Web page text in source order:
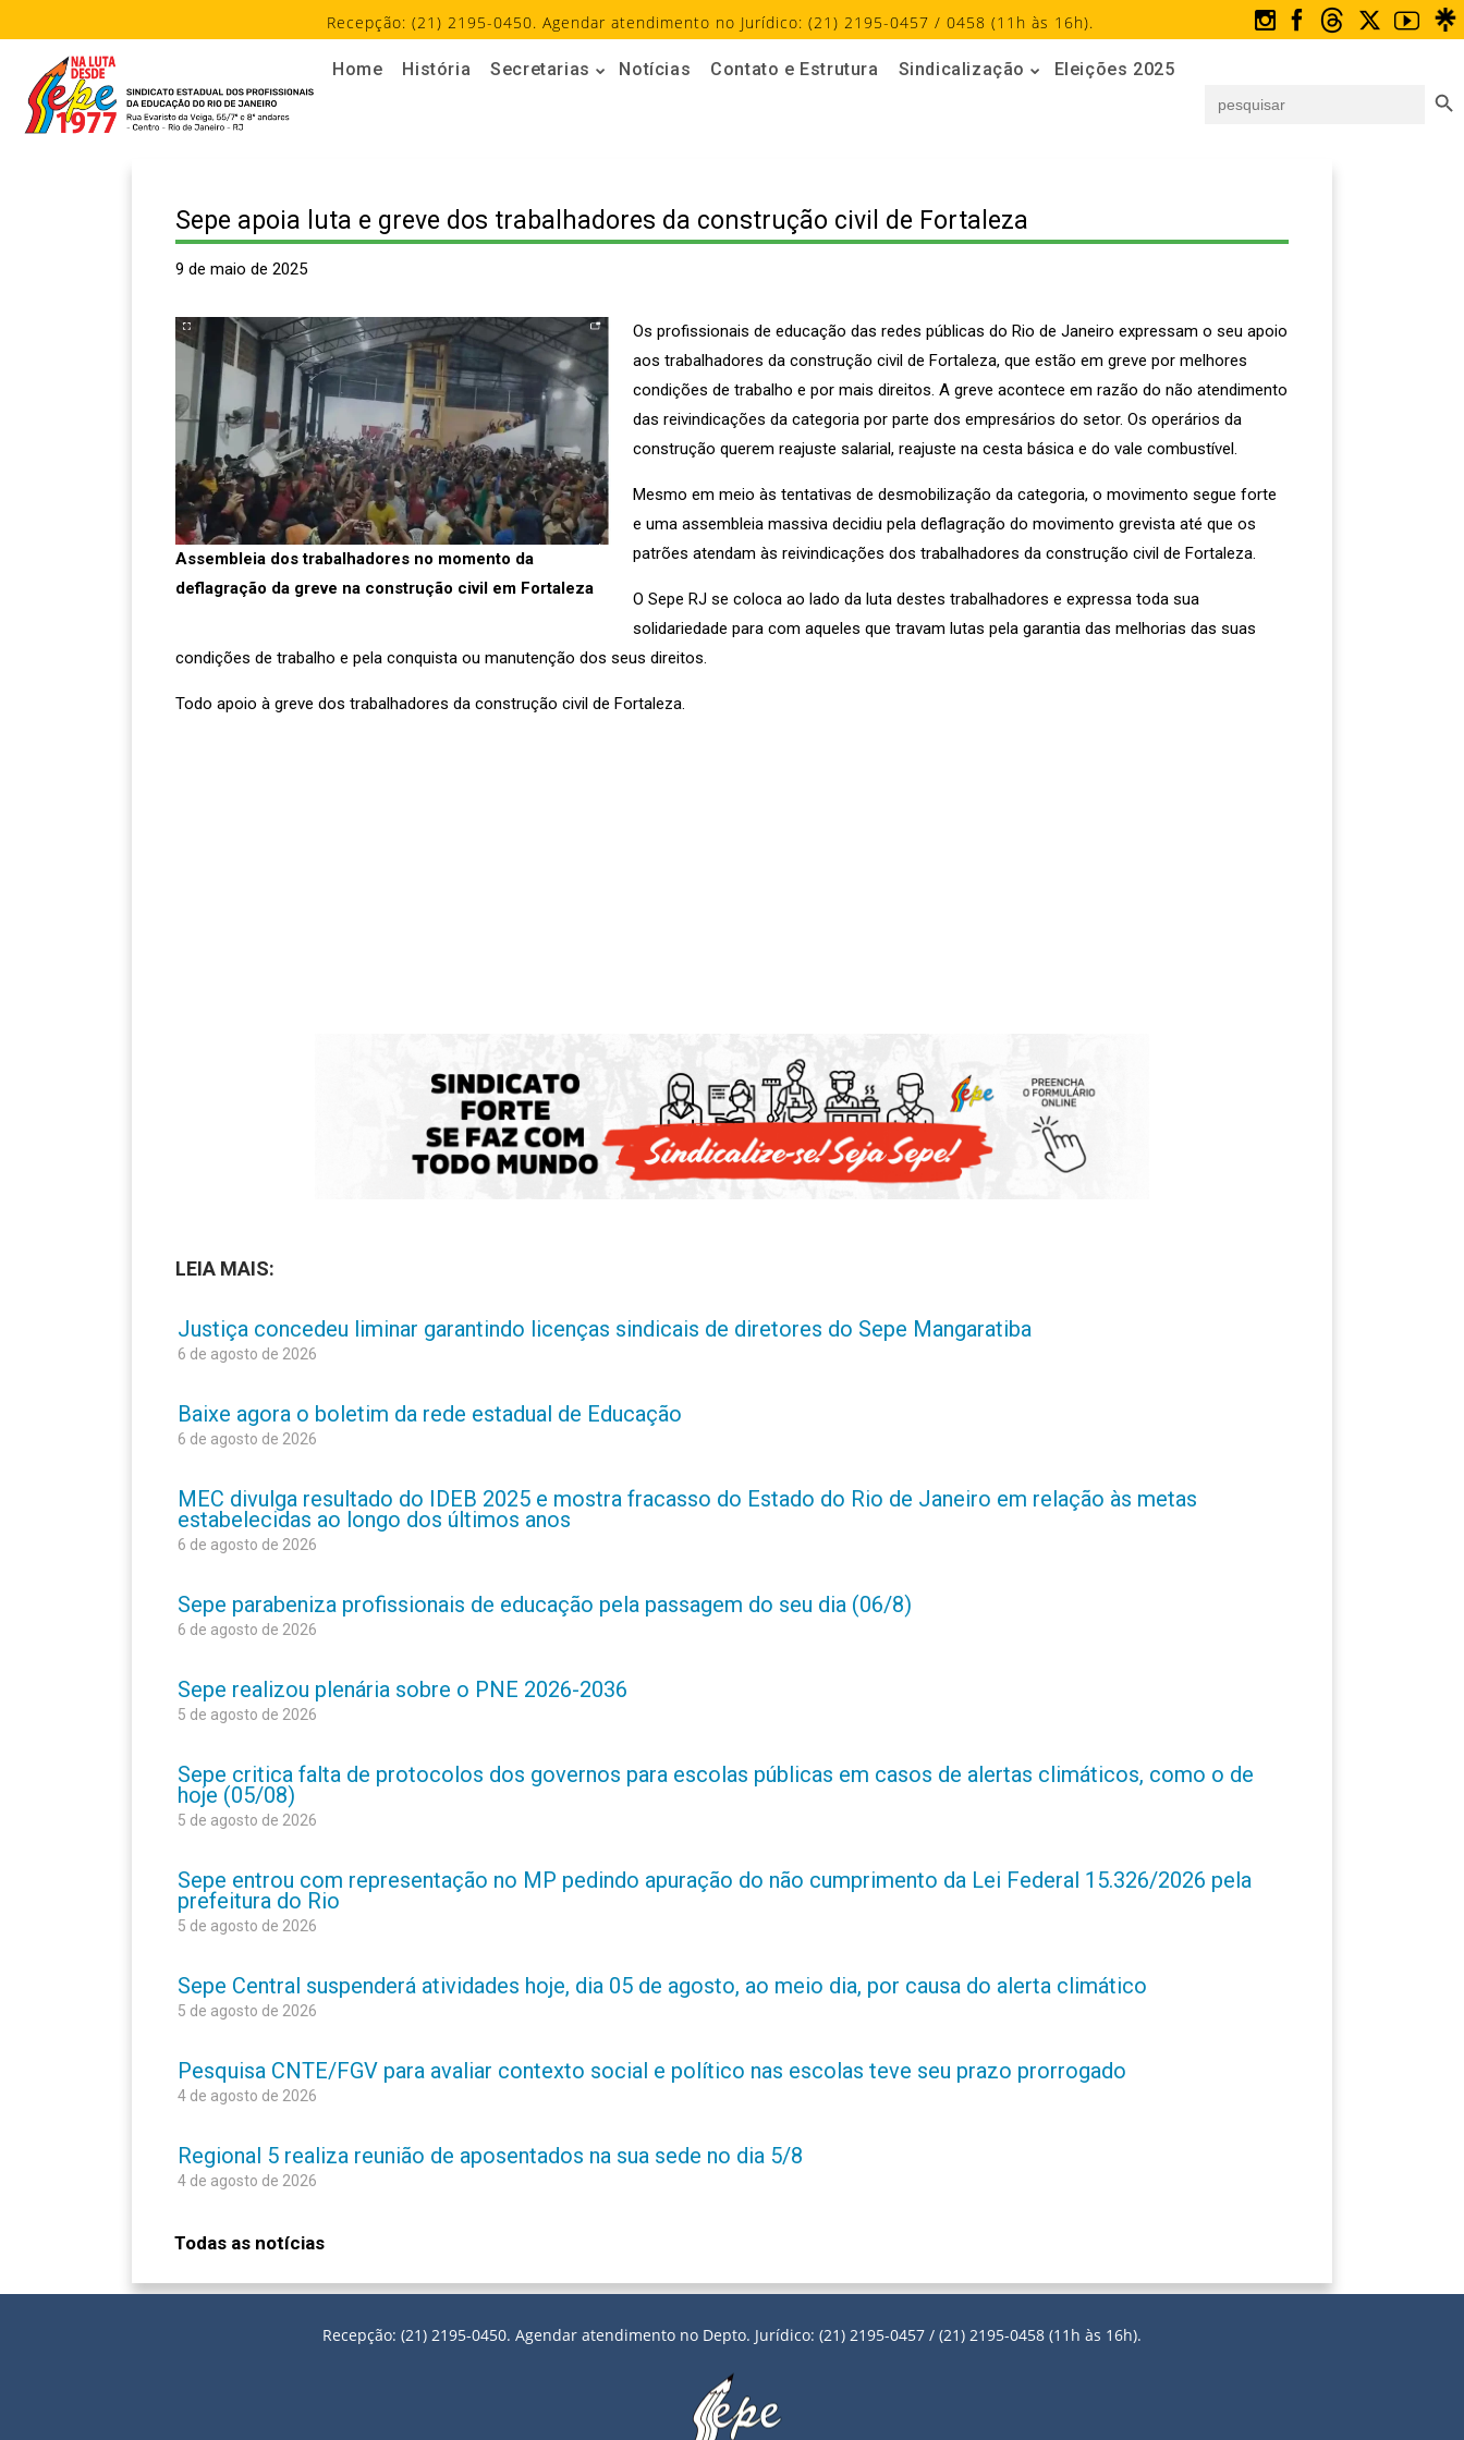
Recepção: (21) 2195-0450. Agendar atendimento no Jurídico: (21) 2195-0457 / 0458 (11h às 16h).
Home História Secretarias Notícias Contato e Estrutura Sindicalização
Eleições 2025
for:
Sepe apoia luta e greve dos trabalhadores da construção civil de Fortaleza
9 de maio de 2025
Assembleia dos trabalhadores no momento da
deflagração da greve na construção civil em Fortaleza
Os profissionais de educação das redes públicas do Rio de Janeiro expressam o seu apoio
aos trabalhadores da construção civil de Fortaleza, que estão em greve por melhores
condições de trabalho e por mais direitos. A greve acontece em razão do não atendimento
das reivindicações da categoria por parte dos empresários do setor. Os operários da
construção querem reajuste salarial, reajuste na cesta básica e do vale combustível.
Mesmo em meio às tentativas de desmobilização da categoria, o movimento segue forte
e uma assembleia massiva decidiu pela deflagração do movimento grevista até que os
patrões atendam às reivindicações dos trabalhadores da construção civil de Fortaleza.
O Sepe RJ se coloca ao lado da luta destes trabalhadores e expressa toda sua
solidariedade para com aqueles que travam lutas pela garantia das melhorias das suas
condições de trabalho e pela conquista ou manutenção dos seus direitos.
Todo apoio à greve dos trabalhadores da construção civil de Fortaleza.
LEIA MAIS:
Justiça concedeu liminar garantindo licenças sindicais de diretores do Sepe Mangaratiba
6 de agosto de 2026
Baixe agora o boletim da rede estadual de Educação
6 de agosto de 2026
MEC divulga resultado do IDEB 2025 e mostra fracasso do Estado do Rio de Janeiro em relação às metas
estabelecidas ao longo dos últimos anos
6 de agosto de 2026
Sepe parabeniza profissionais de educação pela passagem do seu dia (06/8)
6 de agosto de 2026
Sepe realizou plenária sobre o PNE 2026-2036
5 de agosto de 2026
Sepe critica falta de protocolos dos governos para escolas públicas em casos de alertas climáticos, como o de
hoje (05/08)
5 de agosto de 2026
Sepe entrou com representação no MP pedindo apuração do não cumprimento da Lei Federal 15.326/2026 pela
prefeitura do Rio
5 de agosto de 2026
Sepe Central suspenderá atividades hoje, dia 05 de agosto, ao meio dia, por causa do alerta climático
5 de agosto de 2026
Pesquisa CNTE/FGV para avaliar contexto social e político nas escolas teve seu prazo prorrogado
4 de agosto de 2026
Regional 5 realiza reunião de aposentados na sua sede no dia 5/8
4 de agosto de 2026
Todas as notícias
Recepção: (21) 2195-0450. Agendar atendimento no Depto. Jurídico: (21) 2195-0457 / (21) 2195-0458 (11h às 16h).